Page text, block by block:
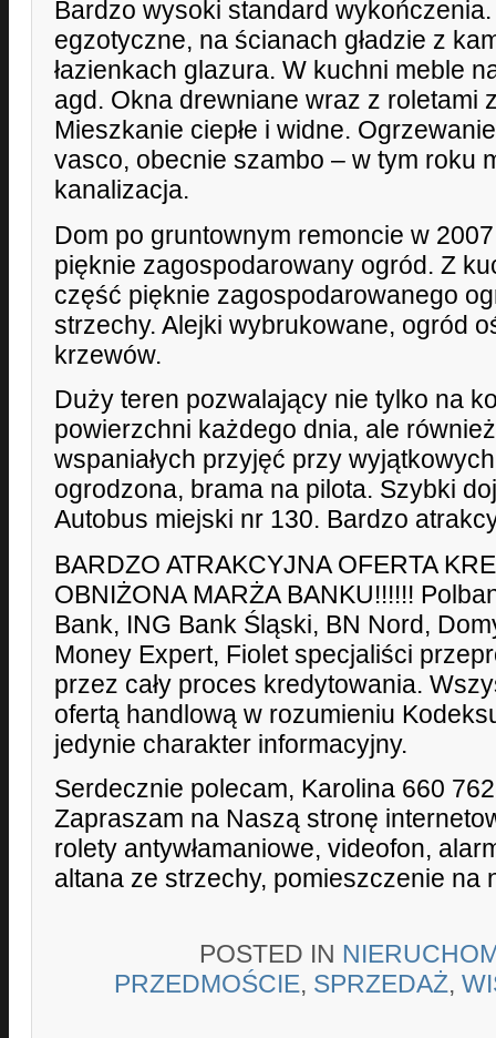
Bardzo wysoki standard
egzotyczne, na ścianach gładzie z
łazienkach glazura. W kuchni meble
agd. Okna drewniane wraz z roletami
Mieszkanie ciepłe i widne.
vasco, obecnie szambo – w tym roku
kanalizacja.
Dom po gruntownym remoncie w
pięknie zagospodarowany ogród. Z
część pięknie zagospodarowanego
strzechy. Alejki wybrukowane, ogród
krzewów.
Duży teren pozwalający nie tylko na
powierzchni każdego dnia, ale
wspaniałych przyjęć przy
ogrodzona, brama na pilota. Szybki
Autobus miejski nr 130. Bardzo
BARDZO ATRAKCYJNA OFERTA
OBNIŻONA MARŻA BANKU!!!!!!
Bank, ING Bank Śląski, BN Nord,
Money Expert, Fiolet specjaliści
przez cały proces kredytowania.
ofertą handlową w rozumieniu
jedynie charakter informacyjny.
Serdecznie polecam, Karolina 660
Zapraszam na Naszą stronę
rolety antywłamaniowe, videofon,
altana ze strzechy, pomieszczenie na
POSTED IN
PRZEDMOŚCIE, SPRZEDAŻ,